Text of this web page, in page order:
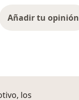
Añadir tu opinión
los